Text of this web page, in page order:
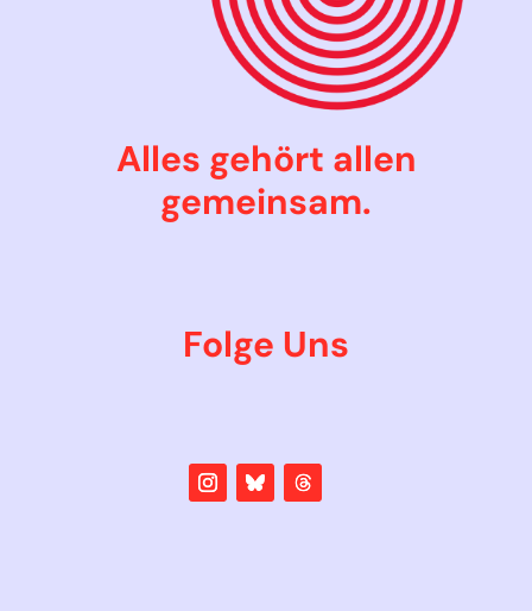
Alles gehört allen
gemeinsam.
Folge Uns